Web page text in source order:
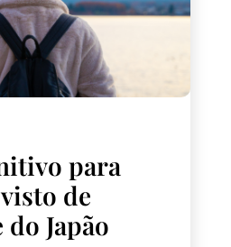
para
de
Japão